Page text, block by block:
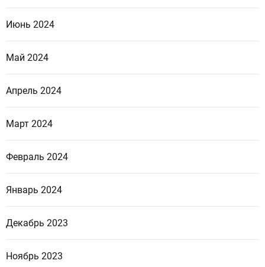
Июнь 2024
Май 2024
Апрель 2024
Март 2024
Февраль 2024
Январь 2024
Декабрь 2023
Ноябрь 2023